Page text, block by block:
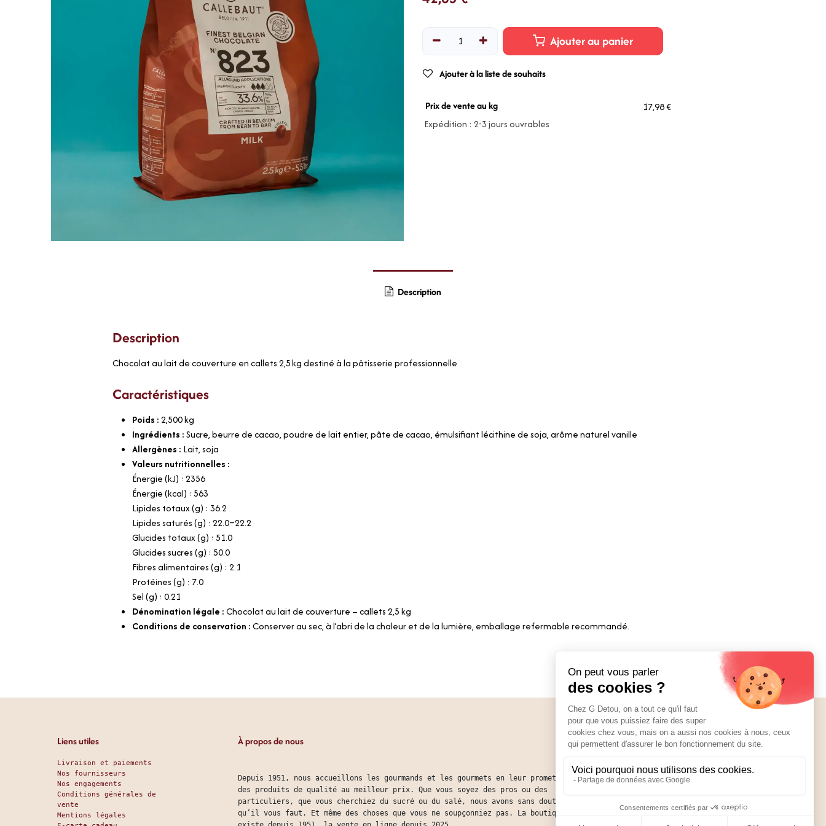
Ajouter au panier
Ajouter à la liste de souhaits
Prix de vente au kg
17,98 €
Expédition : 2-3 jours ouvrables
Description
Description
Chocolat au lait de couverture en callets 2,5 kg destiné à la pâtisserie professionnelle
Caractéristiques
Poids :2,500kg
Ingrédients :Sucre, beurre de cacao, poudre de lait entier, pâte de cacao, émulsifiant lécithine de soja, arôme naturel vanille
Allergènes : Lait, soja
Valeurs nutritionnelles :
Énergie (kJ) : 2356
Énergie (kcal) : 563
Lipides totaux (g) : 36.2
Lipides saturés (g) : 22.0–22.2
Glucides totaux (g) : 51.0
Glucides sucres (g) : 50.0
Fibres alimentaires (g) : 2.1
Protéines (g) : 7.0
Sel (g) : 0.21
Dénomination légale :Chocolat au lait de couverture – callets 2,5 kg
Conditions de conservation :Conserver au sec, à l’abri de la chaleur et de la lumière, emballage refermable recommandé.
Liens utiles
Livraison et paiements
Nos fournisseurs
Nos engagements
Conditions générales de
vente
Mentions légales
À propos de nous
Depuis 1951, nous accueillons les gourmands et les gourmets en leur promettant
des produits de qualité au meilleur prix. Que vous soyez des pros ou des
particuliers, que vous cherchiez du sucré ou du salé, nous avons sans doute ce
qu’il vous faut. Et même des choses que vous ne soupçonniez pas. La boutique
Nos réseaux
01 89 70 34 50